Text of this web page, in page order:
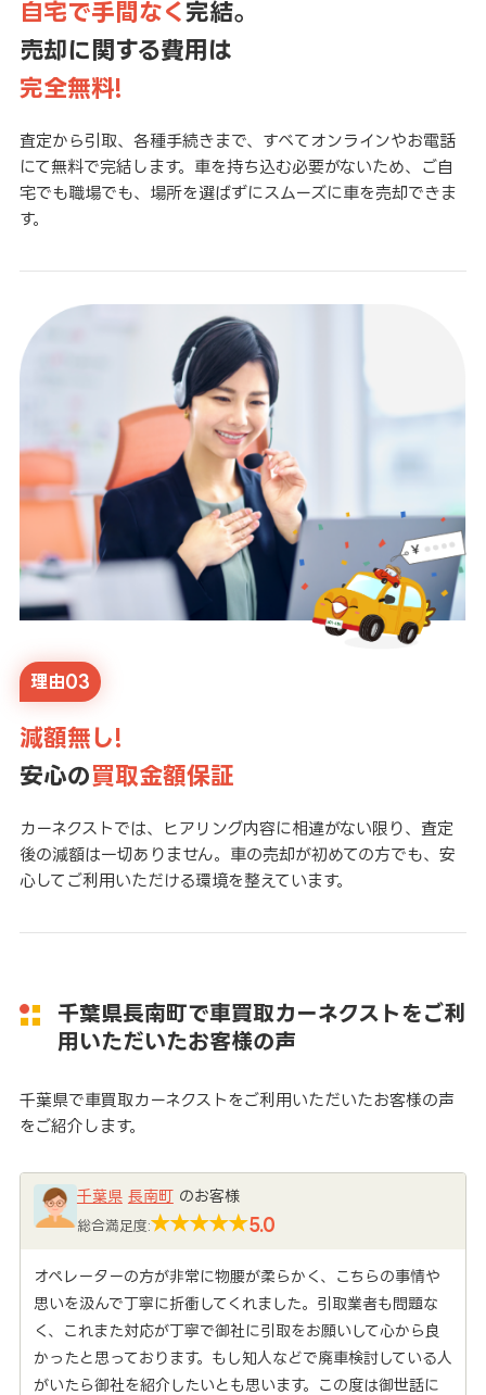
自宅で手間なく 完結。
売却に関する費用は
完全無料!
査定から引取、各種手続きまで、すべてオンラインやお電話
にて無料で完結します。車を持ち込む必要がないため、ご自
宅でも職場でも、場所を選ばずにスムーズに車を売却できま
す。
理由03
減額無し!
安心の買取金額保証
カーネクストでは、ヒアリング内容に相違がない限り、査定
後の減額は一切ありません。車の売却が初めての方でも、安
心してご利用いただける環境を整えています。
千葉県長南町で車買取カーネクストをご利
用いただいたお客様の声
千葉県で車買取カーネクストをご利用いただいたお客様の声
をご紹介します。
千葉県 長南町のお客様
総合満足度: 5.0
オペレーターの方が非常に物腰が柔らかく、こちらの事情や
思いを汲んで丁寧に折衝してくれました。引取業者も問題な
く、これまた対応が丁寧で御社に引取をお願いして心から良
かったと思っております。もし知人などで廃車検討している人
がいたら御社を紹介したいとも思います。この度は御世話に